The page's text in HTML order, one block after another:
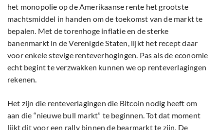
het monopolie op de Amerikaanse rente het grootste
machtsmiddel in handen om de toekomst van de markt te
bepalen. Met de torenhoge inflatie en de sterke
banenmarkt in de Verenigde Staten, lijkt het recept daar
voor enkele stevige renteverhogingen. Pas als de economie
echt begint te verzwakken kunnen we op renteverlagingen
rekenen.
Het zijn die renteverlagingen die Bitcoin nodig heeft om
aan die “nieuwe bull markt” te beginnen. Tot dat moment
lijkt dit voor een rally binnen de bearmarkt te zijn. De